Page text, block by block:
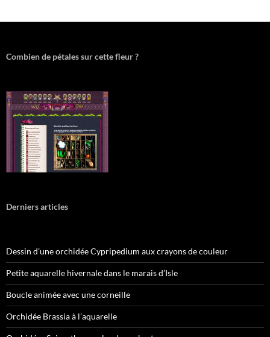
Combien de pétales sur cette fleur ?
Derniers articles
Dessin d’une orchidée Cypripedium aux crayons de couleur
Petite aquarelle hivernale dans le marais d’Isle
Boucle animée avec une corneille
Orchidée Brassia à l’aquarelle